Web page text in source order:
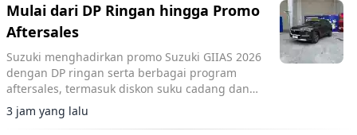
Mulai dari DP Ringan hingga Promo
Aftersales
Suzuki menghadirkan promo Suzuki GIIAS 2026
dengan DP ringan serta berbagai program
aftersales, termasuk diskon suku cadang dan
voucher selama pameran di ICE BSD City.
3 jam yang lalu